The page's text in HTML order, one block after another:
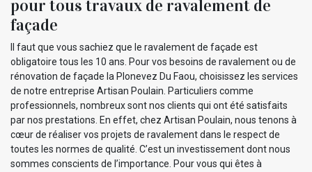
pour tous travaux de ravalement de
façade
Il faut que vous sachiez que le ravalement de façade est
obligatoire tous les 10 ans. Pour vos besoins de ravalement ou de
rénovation de façade la Plonevez Du Faou, choisissez les services
de notre entreprise Artisan Poulain. Particuliers comme
professionnels, nombreux sont nos clients qui ont été satisfaits
par nos prestations. En effet, chez Artisan Poulain, nous tenons à
cœur de réaliser vos projets de ravalement dans le respect de
toutes les normes de qualité. C’est un investissement dont nous
sommes conscients de l’importance. Pour vous qui êtes à